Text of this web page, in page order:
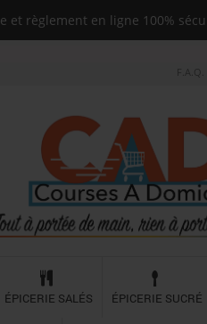
F.A.Q.
ÉPICERIE SALÉS ÉPICERIE SUCRÉ
et règlement en ligne 100%